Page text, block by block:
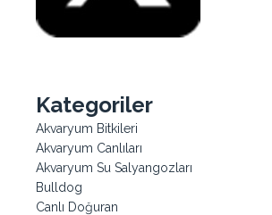
Kategoriler
Akvaryum Bitkileri
Akvaryum Canlıları
Akvaryum Su Salyangozları
Bulldog
Canlı Doğuran